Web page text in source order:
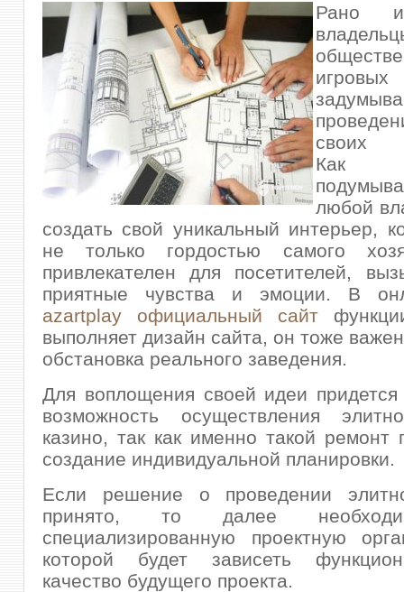
Рано
своих
Как
любой
создать свой уникальный интерьер,
не только гордостью самого
привлекателен для посетителей,
приятные чувства и эмоции. В
azartplay официальный сайт
выполняет дизайн сайта, он тоже
обстановка реального заведения.
Для воплощения своей идеи придется
возможность осуществления
казино, так как именно такой ремонт
создание индивидуальной планировки.
Если решение о проведении
принято, то далее
специализированную проектную
которой будет зависеть
качество будущего проекта.